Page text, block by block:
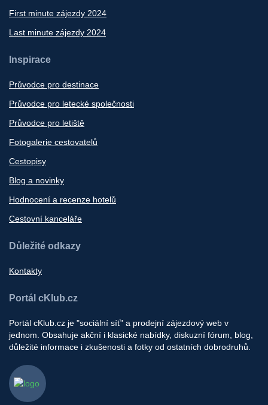
First minute zájezdy 2024
Last minute zájezdy 2024
Inspirace
Průvodce pro destinace
Průvodce pro letecké společnosti
Průvodce pro letiště
Fotogalerie cestovatelů
Cestopisy
Blog a novinky
Hodnocení a recenze hotelů
Cestovní kanceláře
Důležité odkazy
Kontakty
Portál cKlub.cz
Portál cKlub.cz je "sociální síť" a prodejní zájezdový web v
jednom. Obsahuje akční i klasické nabídky, diskuzní fórum, blog,
důležité informace i zkušenosti a fotky od ostatních dobrodruhů.